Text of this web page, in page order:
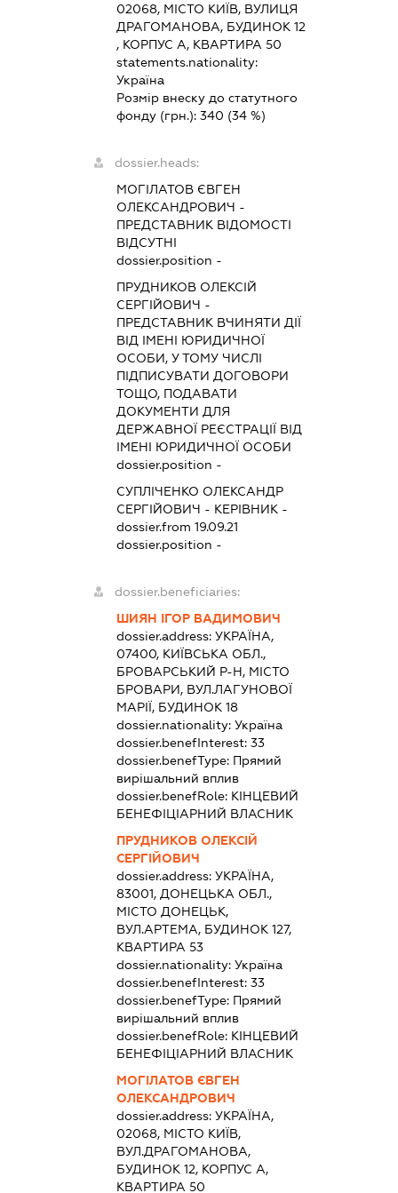
02068, МІСТО КИЇВ, ВУЛИЦЯ
ДРАГОМАНОВА, БУДИНОК 12
, КОРПУС А, КВАРТИРА 50
statements.nationality:
Україна
Розмір внеску до статутного
фонду (грн.): 340 (34 %)
dossier.heads:
МОГІЛАТОВ ЄВГЕН
ОЛЕКСАНДРОВИЧ -
ПРЕДСТАВНИК ВІДОМОСТІ
ВІДСУТНІ
dossier.position -
ПРУДНИКОВ ОЛЕКСІЙ
СЕРГІЙОВИЧ -
ПРЕДСТАВНИК ВЧИНЯТИ ДІЇ
ВІД ІМЕНІ ЮРИДИЧНОЇ
ОСОБИ, У ТОМУ ЧИСЛІ
ПІДПИСУВАТИ ДОГОВОРИ
ТОЩО, ПОДАВАТИ
ДОКУМЕНТИ ДЛЯ
ДЕРЖАВНОЇ РЕЄСТРАЦІЇ ВІД
ІМЕНІ ЮРИДИЧНОЇ ОСОБИ
dossier.position -
СУПЛІЧЕНКО ОЛЕКСАНДР
СЕРГІЙОВИЧ - КЕРІВНИК -
dossier.from 19.09.21
dossier.position -
dossier.beneficiaries:
ШИЯН ІГОР ВАДИМОВИЧ
dossier.address: УКРАЇНА,
07400, КИЇВСЬКА ОБЛ.,
БРОВАРСЬКИЙ Р-Н, МІСТО
БРОВАРИ, ВУЛ.ЛАГУНОВОЇ
МАРІЇ, БУДИНОК 18
dossier.nationality: Україна
dossier.benefInterest: 33
dossier.benefType: Прямий
вирішальний вплив
dossier.benefRole: КІНЦЕВИЙ
БЕНЕФІЦІАРНИЙ ВЛАСНИК
ПРУДНИКОВ ОЛЕКСІЙ
СЕРГІЙОВИЧ
dossier.address: УКРАЇНА,
83001, ДОНЕЦЬКА ОБЛ.,
МІСТО ДОНЕЦЬК,
ВУЛ.АРТЕМА, БУДИНОК 127,
КВАРТИРА 53
dossier.nationality: Україна
dossier.benefInterest: 33
dossier.benefType: Прямий
вирішальний вплив
dossier.benefRole: КІНЦЕВИЙ
БЕНЕФІЦІАРНИЙ ВЛАСНИК
МОГІЛАТОВ ЄВГЕН
ОЛЕКСАНДРОВИЧ
dossier.address: УКРАЇНА,
02068, МІСТО КИЇВ,
ВУЛ.ДРАГОМАНОВА,
БУДИНОК 12, КОРПУС А,
КВАРТИРА 50